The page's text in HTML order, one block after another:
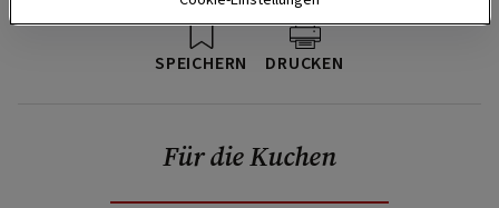
SPEICHERN DRUCKEN
Für die Kuchen